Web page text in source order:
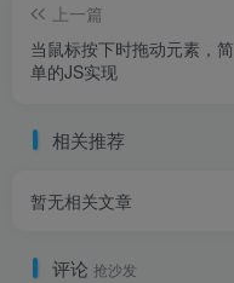
上一篇
当鼠标按下时拖动元素，简
单的JS实现
相关推荐
暂无相关文章
评论 抢沙发